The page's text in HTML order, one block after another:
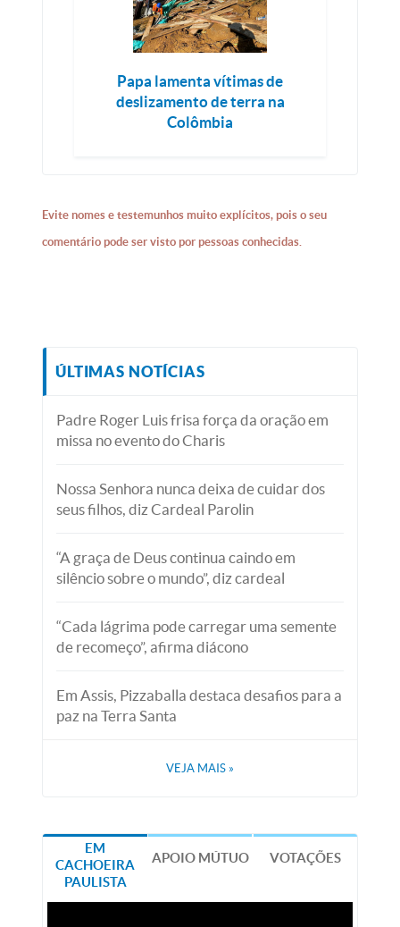
Papa lamenta vítimas de
deslizamento de terra na
Colômbia
Evite nomes e testemunhos muito explícitos, pois o seu
comentário pode ser visto por pessoas conhecidas.
ÚLTIMAS NOTÍCIAS
Padre Roger Luis frisa força da oração em
missa no evento do Charis
Nossa Senhora nunca deixa de cuidar dos
seus filhos, diz Cardeal Parolin
“A graça de Deus continua caindo em
silêncio sobre o mundo”, diz cardeal
“Cada lágrima pode carregar uma semente
de recomeço”, afirma diácono
Em Assis, Pizzaballa destaca desafios para a
paz na Terra Santa
VEJA MAIS »
EM
CACHOEIRA
PAULISTA
APOIO MÚTUO VOTAÇÕES